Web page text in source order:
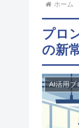
ホーム
プロ
の新
AI活用ブ